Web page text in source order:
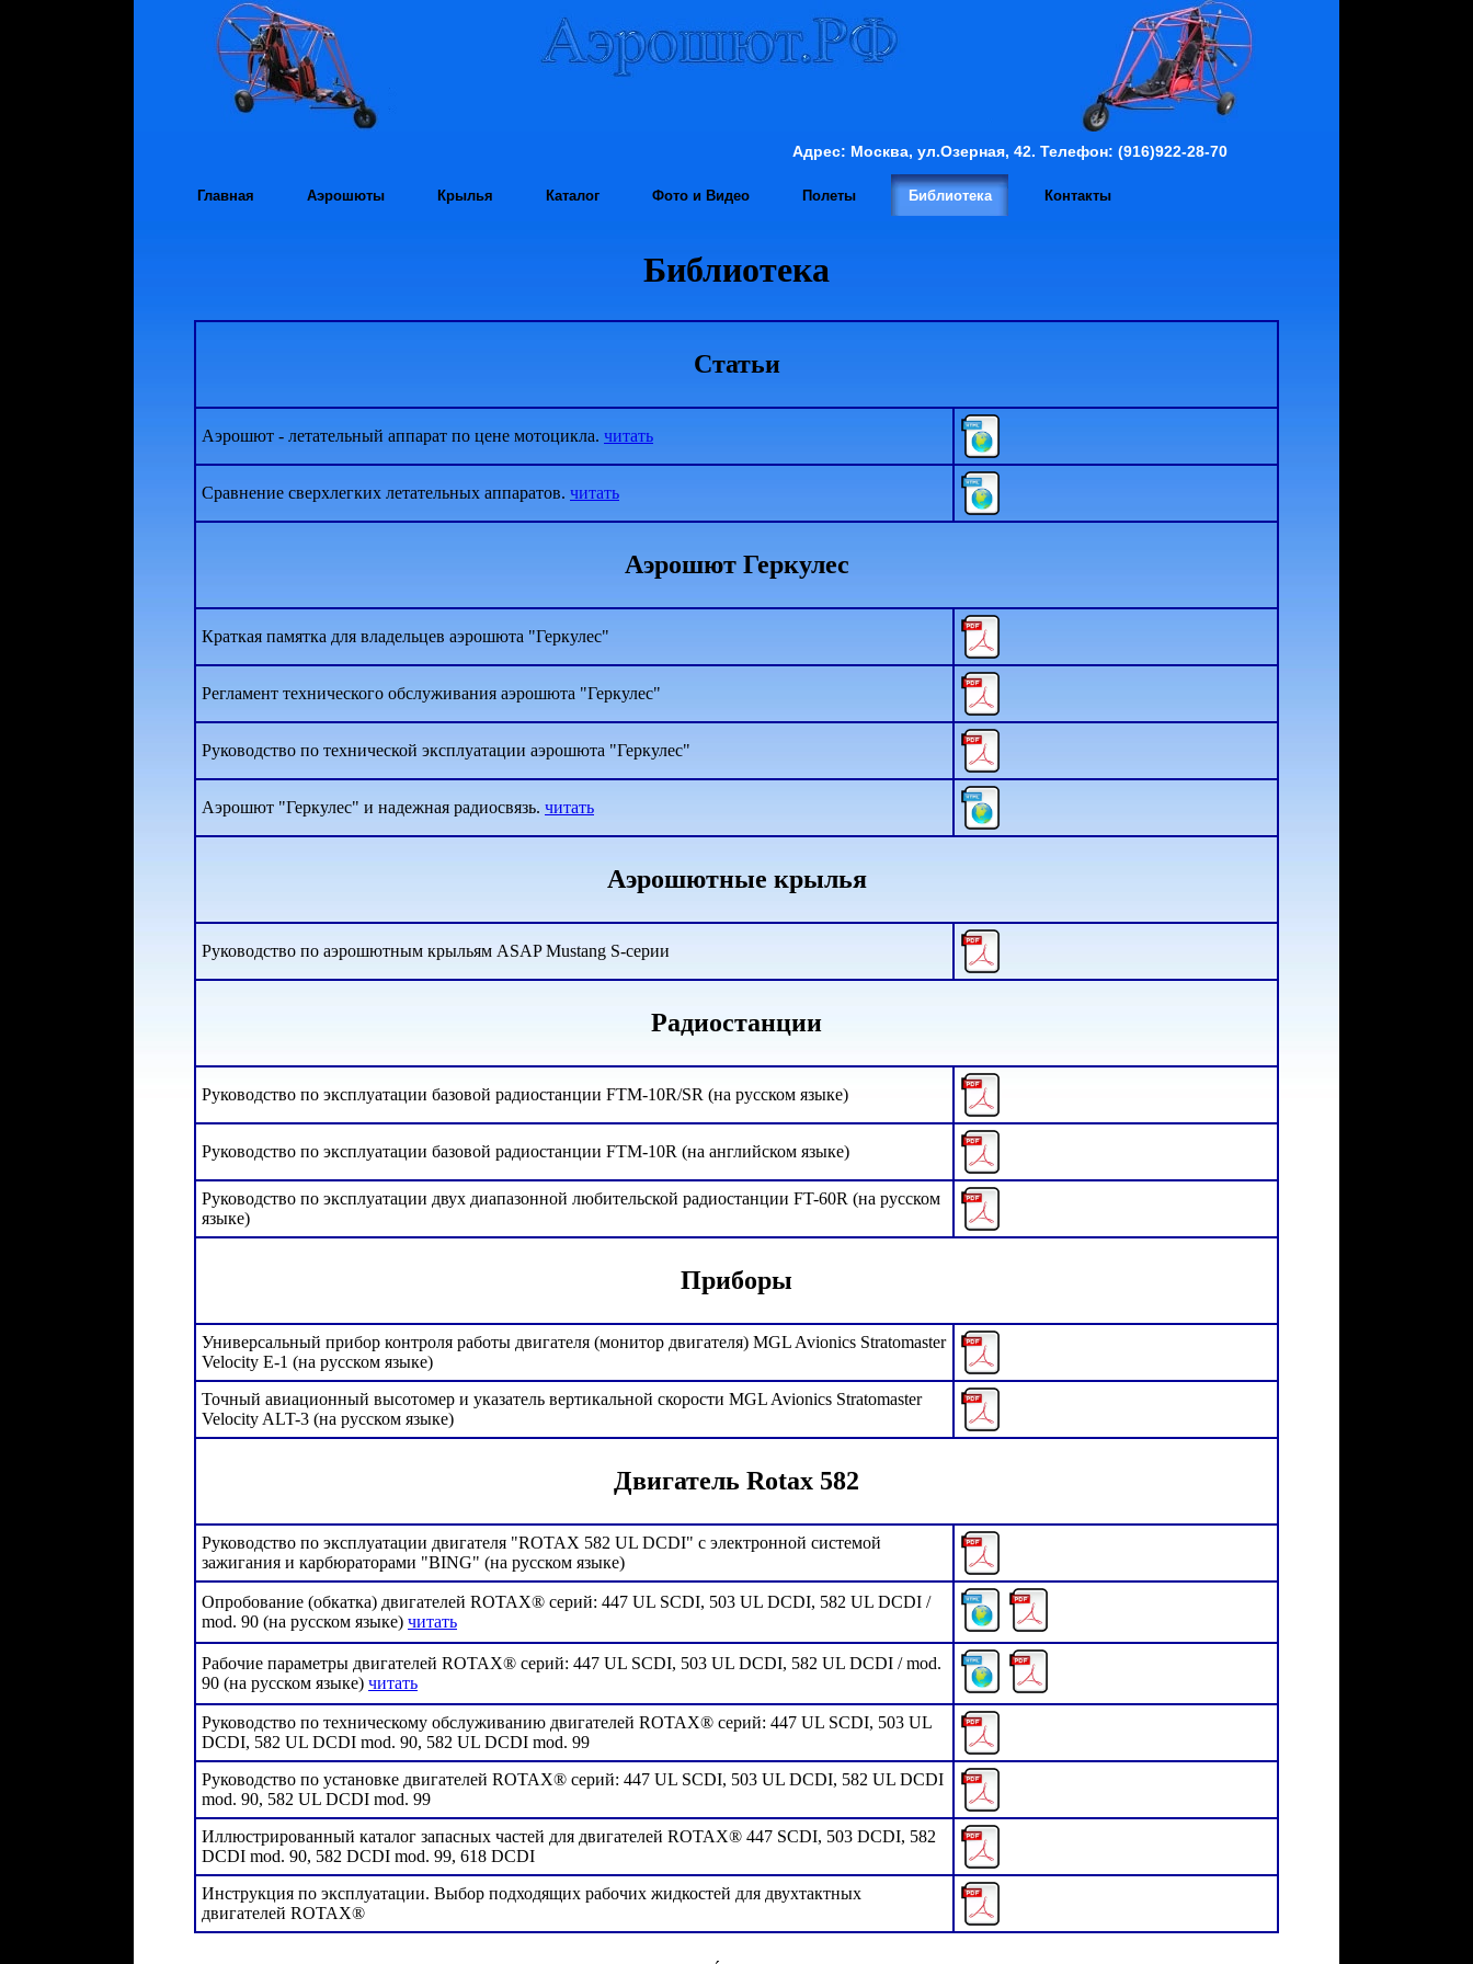
Адрес: Москва, ул.Озерная, 42. Телефон: (916)922-28-70
Главная Аэрошюты Крылья Каталог Фото и Видео Полеты Библиотека Контакты
Библиотека
Статьи
Аэрошют - летательный аппарат по цене мотоцикла. читать
Сравнение сверхлегких летательных аппаратов. читать
Аэрошют Геркулес
Краткая памятка для владельцев аэрошюта "Геркулес"
Регламент технического обслуживания аэрошюта "Геркулес"
Руководство по технической эксплуатации аэрошюта "Геркулес"
Аэрошют "Геркулес" и надежная радиосвязь. читать
Аэрошютные крылья
Руководство по аэрошютным крыльям ASAP Mustang S-серии
Радиостанции
Руководство по эксплуатации базовой радиостанции FTM-10R/SR (на русском языке)
Руководство по эксплуатации базовой радиостанции FTM-10R (на английском языке)
Руководство по эксплуатации двух диапазонной любительской радиостанции FT-60R (на русском
языке)
Приборы
Универсальный прибор контроля работы двигателя (монитор двигателя) MGL Avionics Stratomaster
Velocity E-1 (на русском языке)
Точный авиационный высотомер и указатель вертикальной скорости MGL Avionics Stratomaster
Velocity ALT-3 (на русском языке)
Двигатель Rotax 582
Руководство по эксплуатации двигателя "ROTAX 582 UL DCDI" с электронной системой
зажигания и карбюраторами "BING" (на русском языке)
Опробование (обкатка) двигателей ROTAX® серий: 447 UL SCDI, 503 UL DCDI, 582 UL DCDI /
mod. 90 (на русском языке) читать
Рабочие параметры двигателей ROTAX® серий: 447 UL SCDI, 503 UL DCDI, 582 UL DCDI / mod.
90 (на русском языке) читать
Руководство по техническому обслуживанию двигателей ROTAX® серий: 447 UL SCDI, 503 UL
DCDI, 582 UL DCDI mod. 90, 582 UL DCDI mod. 99
Руководство по установке двигателей ROTAX® серий: 447 UL SCDI, 503 UL DCDI, 582 UL DCDI
mod. 90, 582 UL DCDI mod. 99
Иллюстрированный каталог запасных частей для двигателей ROTAX® 447 SCDI, 503 DCDI, 582
DCDI mod. 90, 582 DCDI mod. 99, 618 DCDI
Инструкция по эксплуатации. Выбор подходящих рабочих жидкостей для двухтактных
двигателей ROTAX®